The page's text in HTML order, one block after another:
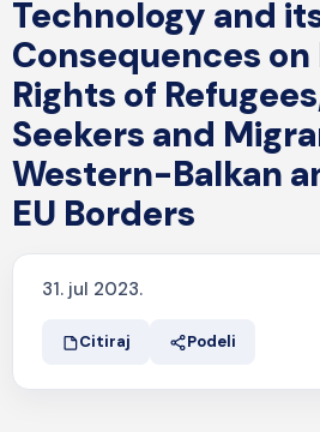
Technology and
Consequences on
Rights of
Seekers and
Western-Balkan
EU Borders
31. jul 2023.
Citiraj Podeli